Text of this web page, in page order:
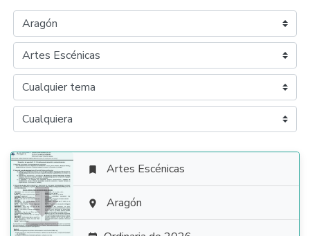

 Artes Escénicas
 Aragón